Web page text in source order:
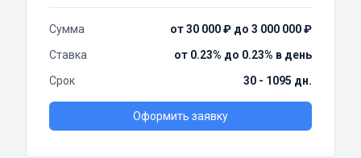
Сумма
от 30 000 ₽ до 3 000 000 ₽
Ставка
от 0.23% до 0.23% в день
Срок
30 - 1095 дн.
Оформить заявку